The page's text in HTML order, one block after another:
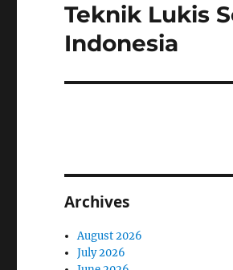
Next
post:
Teknik Lukis
Indonesia
Archives
August 2026
July 2026